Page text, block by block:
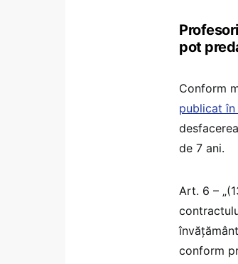
pot
Conform
publicat
de 7 ani.
Art. 6 –
conform